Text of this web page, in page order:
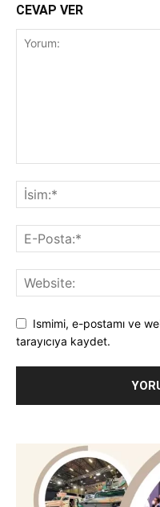
CEVAP VER
Ismimi, e-postamı ve
tarayıcıya kaydet.